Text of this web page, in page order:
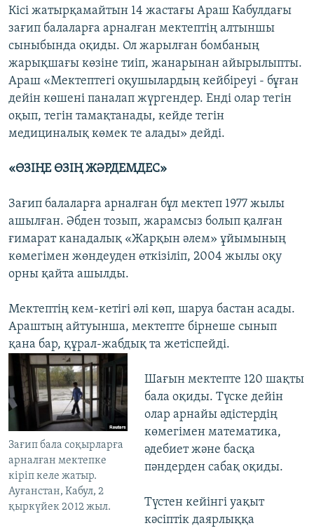
Кісі жатырқамайтын 14 жастағы Араш Кабулдағы
зағип балаларға арналған мектептің алтыншы
сыныбында оқиды. Ол жарылған бомбаның
жарықшағы көзіне тиіп, жанарынан айырылыпты.
Араш «Мектептегі оқушылардың кейбіреуі - бұған
дейін көшені паналап жүргендер. Енді олар тегін
оқып, тегін тамақтанады, кейде тегін
медициналық көмек те алады» дейді.
«ӨЗІҢЕ ӨЗІҢ ЖӘРДЕМДЕС»
Зағип балаларға арналған бұл мектеп 1977 жылы
ашылған. Әбден тозып, жарамсыз болып қалған
ғимарат канадалық «Жарқын әлем» ұйымының
көмегімен жөндеуден өткізіліп, 2004 жылы оқу
орны қайта ашылды.
Мектептің кем-кетігі әлі көп, шаруа бастан асады.
Араштың айтуынша, мектепте бірнеше сынып
қана бар, құрал-жабдық та жетіспейді.
Зағип бала соқырларға
арналған мектепке
кіріп келе жатыр.
Ауғанстан, Кабул, 2
қыркүйек 2012 жыл.
Шағын мектепте 120 шақты
бала оқиды. Түске дейін
олар арнайы әдістердің
көмегімен математика,
әдебиет және басқа
пәндерден сабақ оқиды.
Түстен кейінгі уақыт
кәсіптік даярлыққа